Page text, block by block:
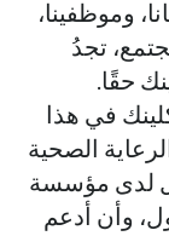
وموظفينا،
تجدُ
حقًا.
في هذا
الصحية
لدى مؤسسة
وأن أدعم